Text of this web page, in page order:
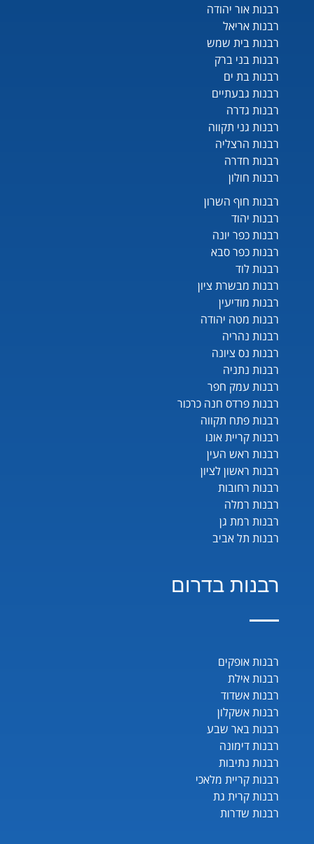
רבנות אור יהודה
רבנות אריאל
רבנות בית שמש
רבנות בני ברק
רבנות בת ים
רבנות גבעתיים
רבנות גדרה
רבנות גני תקווה
רבנות הרצליה
רבנות חדרה
רבנות חולון
רבנות חוף השרון
רבנות יהוד
רבנות כפר יונה
רבנות כפר סבא
רבנות לוד
רבנות מבשרת ציון
רבנות מודיעין
רבנות מטה יהודה
רבנות נהריה
רבנות נס ציונה
רבנות נתניה
רבנות עמק חפר
רבנות פרדס חנה כרכור
רבנות פתח תקווה
רבנות קריית אונו
רבנות ראש העין
רבנות ראשון לציון
רבנות רחובות
רבנות רמלה
רבנות רמת גן
רבנות תל אביב
רבנות בדרום
רבנות אופקים
רבנות אילת
רבנות אשדוד
רבנות אשקלון
רבנות באר שבע
רבנות דימונה
רבנות נתיבות
רבנות קריית מלאכי
רבנות קרית גת
רבנות שדרות